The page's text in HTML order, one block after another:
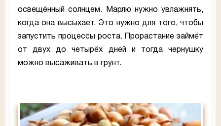
освещённый солнцем. Марлю нужно увлажнять,
когда она высыхает. Это нужно для того, чтобы
запустить процессы роста. Прорастание займёт
от двух до четырёх дней и тогда чернушку
можно высаживать в грунт.